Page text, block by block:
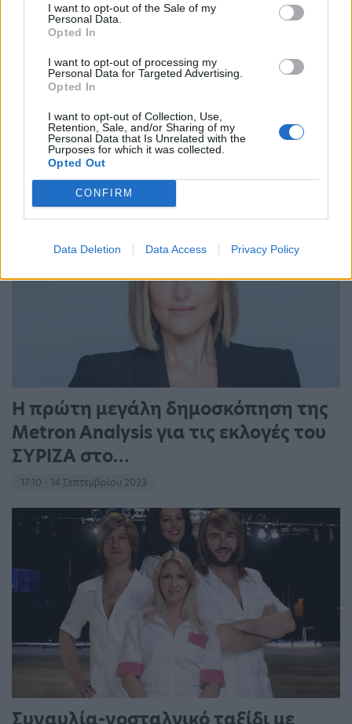
I want to opt-out of the Sale of my
Personal Data.
Opted In
I want to opt-out of processing my
Personal Data for Targeted Advertising.
Opted In
I want to opt-out of Collection, Use,
Retention, Sale, and/or Sharing of my
Personal Data that Is Unrelated with the
Purposes for which it was collected.
Opted Out
CONFIRM
Data Deletion Data Access Privacy Policy
Ταινίες της Εβδομάδας: Η οικογένεια
Πορτοκάλος ταξιδεύει στην Ελλάδα
18:39 - 14 Σεπτεμβρίου 2023
Η πρώτη μεγάλη δημοσκόπηση της
Metron Analysis για τις εκλογές του
ΣΥΡΙΖΑ στο…
17:10 - 14 Σεπτεμβρίου 2023